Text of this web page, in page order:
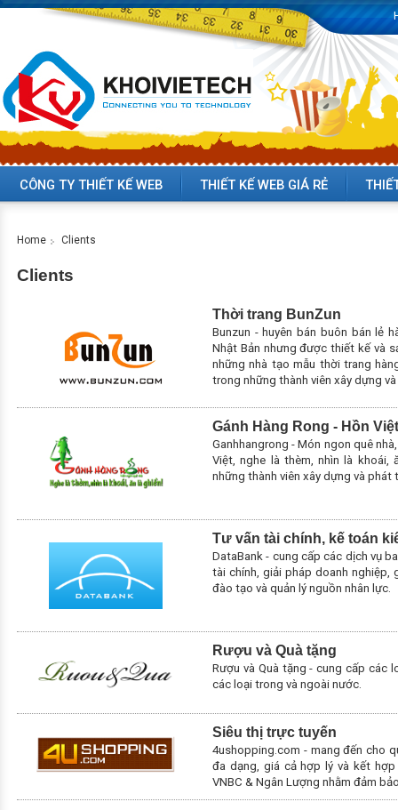
CÔNG TY THIẾT KẾ WEB THIẾT KẾ WEB GIÁ RẺ
Home Clients
Clients
Thời trang BunZun
Bunzun - huyên bán buôn bán lẻ
Nhật Bản nhưng được thiết kế và
những nhà tạo mẫu thời trang
trong những thành viên xây dựng
Gánh Hàng Rong - Hồn Việt
Ganhhangrong - Món ngon quê
Việt, nghe là thèm, nhìn là
những thành viên xây dựng và phát
Tư vấn tài chính, kế toán
DataBank - cung cấp các dịch vụ
tài chính, giải pháp doanh nghiệp,
đào tạo và quản lý nguồn nhân lực.
Rượu và Quà tặng
Rượu và Quà tặng - cung cấp các
các loại trong và ngoài nước.
Siêu thị trực tuyến
4ushopping.com - mang đến cho
đa dạng, giá cả hợp lý và kết
VNBC & Ngân Lượng nhằm đảm